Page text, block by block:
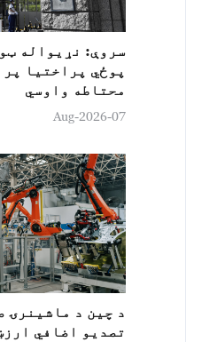
سروې: نړیواله
پوځي پراختیا
محتاطه واوسي
07-Aug-2026
د چین د ماشینرۍ
تصدیو اضافي